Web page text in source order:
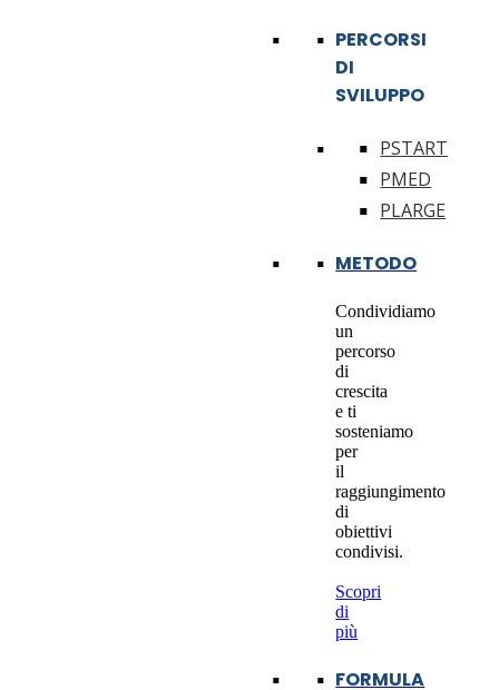
PERCORSI
DI
SVILUPPO
PSTART
PMED
PLARGE
METODO
Condividiamo
un
percorso
di
crescita
e ti
sosteniamo
per
il
raggiungimento
di
obiettivi
condivisi.
Scopri
di
più
FORMULA